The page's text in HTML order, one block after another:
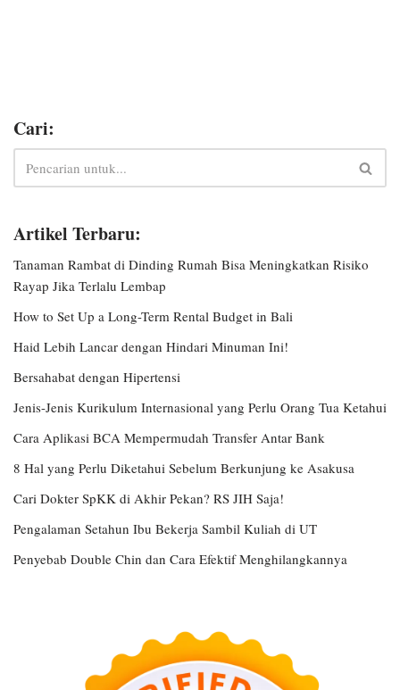
Cari:
Artikel Terbaru:
Tanaman Rambat di Dinding Rumah Bisa Meningkatkan Risiko
Rayap Jika Terlalu Lembap
How to Set Up a Long-Term Rental Budget in Bali
Haid Lebih Lancar dengan Hindari Minuman Ini!
Bersahabat dengan Hipertensi
Jenis-Jenis Kurikulum Internasional yang Perlu Orang Tua Ketahui
Cara Aplikasi BCA Mempermudah Transfer Antar Bank
8 Hal yang Perlu Diketahui Sebelum Berkunjung ke Asakusa
Cari Dokter SpKK di Akhir Pekan? RS JIH Saja!
Pengalaman Setahun Ibu Bekerja Sambil Kuliah di UT
Penyebab Double Chin dan Cara Efektif Menghilangkannya